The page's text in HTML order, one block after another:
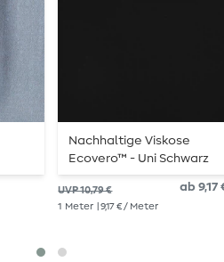
Nachhaltige Viskose
Ecovero™ - Uni Schwarz
UVP 10,79 € ab 9,17
1 Meter | 9,17 € / Meter